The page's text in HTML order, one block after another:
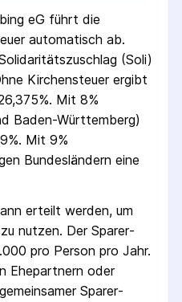
eG führt die
automatisch ab.
(Soli)
Kirchensteuer ergibt
Mit 8%
Baden-Württemberg)
Mit 9%
Bundesländern eine
erteilt werden, um
nutzen. Der Sparer­
pro Person pro Jahr.
Ehepartnern oder
Sparer­